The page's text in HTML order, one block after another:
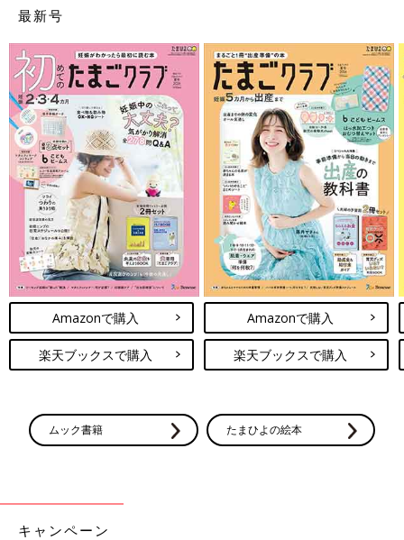
最新号
Amazonで購入
楽天ブックスで購入
Amazonで購入
楽天ブックスで購入
ムック書籍 たまひよの絵本
キャンペーン